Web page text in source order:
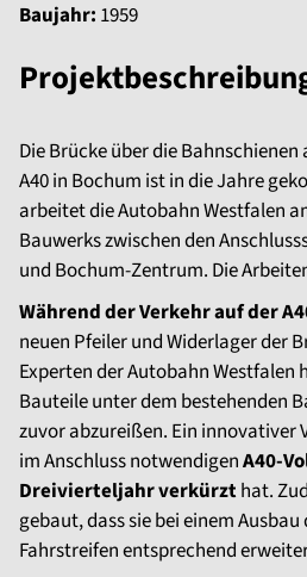
Baujahr: 1959
Die Brücke über die
A40 in Bochum ist in die Jahre
arbeitet die Autobahn Westfalen
Bauwerks zwischen den
und Bochum-Zentrum. Die
Während der Verkehr auf der
neuen Pfeiler und Widerlager der
Experten der Autobahn Westfalen
Bauteile unter dem bestehenden
zuvor abzureißen. Ein innovativer
im Anschluss notwendigenA40-
Dreivierteljahr verkürzthat.
gebaut, dass sie bei einem Ausbau
Fahrstreifen entsprechend